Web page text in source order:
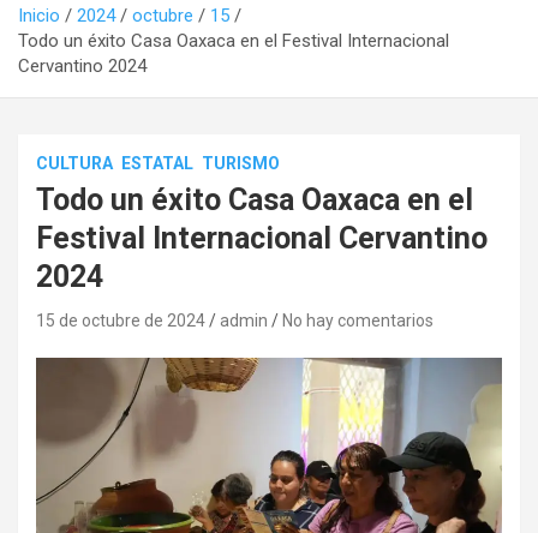
Inicio 2024 octubre
15
Todo un éxito Casa Oaxaca en el Festival Internacional
Cervantino 2024
CULTURA ESTATAL TURISMO
Todo un éxito Casa Oaxaca en el
Festival Internacional Cervantino
2024
15 de octubre de 2024 admin No hay comentarios